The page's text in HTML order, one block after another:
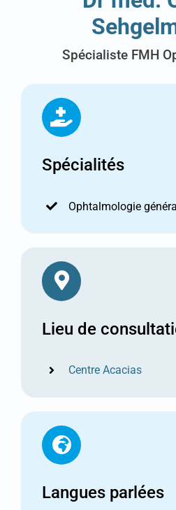
Spécialiste FMH
Spécialités
Ophtalmologie
Lieu de
Centre Acacias
Langues parlées